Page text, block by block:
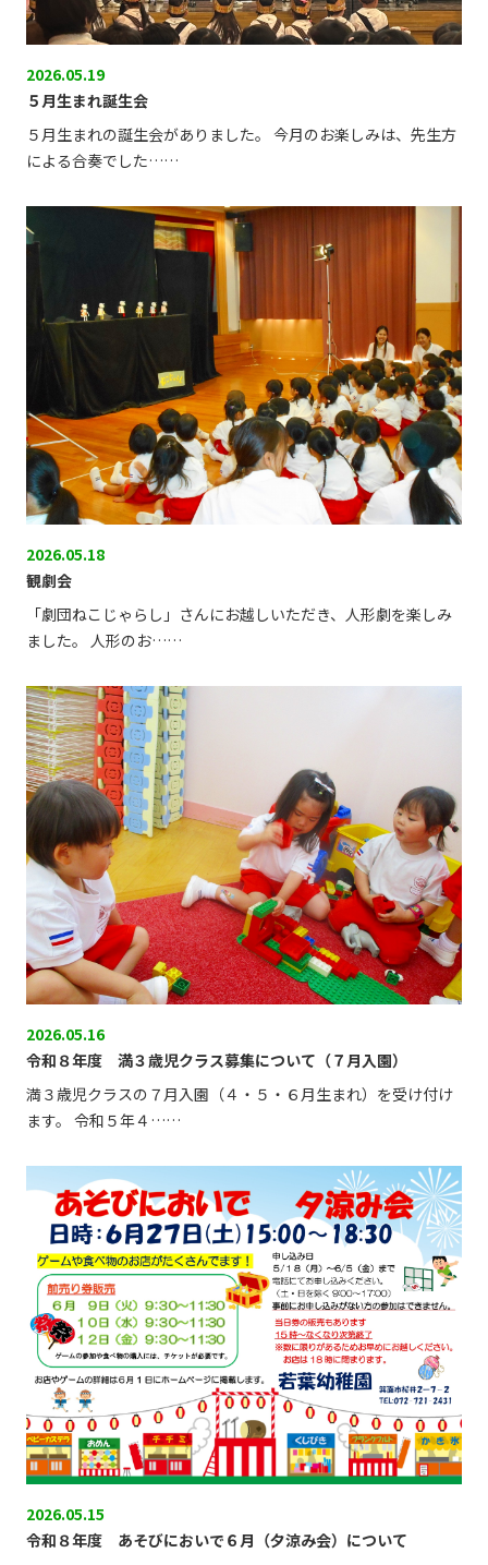
2026.05.19
５月生まれ誕生会
５月生まれの誕生会がありました。 今月のお楽しみは、先生方
による合奏でした……
2026.05.18
観劇会
「劇団ねこじゃらし」さんにお越しいただき、人形劇を楽しみ
ました。 人形のお……
2026.05.16
令和８年度 満３歳児クラス募集について（７月入園）
満３歳児クラスの７月入園（４・５・６月生まれ）を受け付け
ます。 令和５年４……
2026.05.15
令和８年度 あそびにおいで６月（夕涼み会）について